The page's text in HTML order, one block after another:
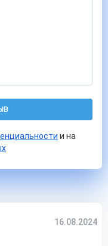
и на
16.08.2024